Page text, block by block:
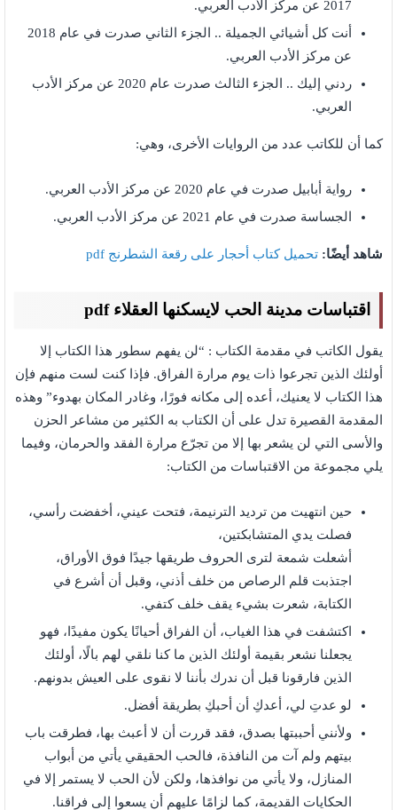
2017 عن مركز الأدب العربي.
أنت كل أشيائي الجميلة .. الجزء الثاني صدرت في عام 2018
عن مركز الأدب العربي.
ردني إليك .. الجزء الثالث صدرت عام 2020 عن مركز الأدب
العربي.
كما أن للكاتب عدد من الروايات الأخرى، وهي:
رواية أبابيل صدرت في عام 2020 عن مركز الأدب العربي.
الجساسة صدرت في عام 2021 عن مركز الأدب العربي.
شاهد أيضًا: تحميل كتاب أحجار على رقعة الشطرنج pdf
اقتباسات مدينة الحب لايسكنها العقلاء pdf
يقول الكاتب في مقدمة الكتاب : “لن يفهم سطور هذا الكتاب إلا
أولئك الذين تجرعوا ذات يوم مرارة الفراق. فإذا كنت لست منهم فإن
هذا الكتاب لا يعنيك، أعده إلى مكانه فورًا، وغادر المكان بهدوء” وهذه
المقدمة القصيرة تدل على أن الكتاب به الكثير من مشاعر الحزن
والأسى التي لن يشعر بها إلا من تجرّع مرارة الفقد والحرمان، وفيما
يلي مجموعة من الاقتباسات من الكتاب:
حين انتهيت من ترديد الترنيمة، فتحت عيني، أخفضت رأسي،
فصلت يدي المتشابكتين،
أشعلت شمعة لترى الحروف طريقها جيدًا فوق الأوراق،
اجتذبت قلم الرصاص من خلف أذني، وقبل أن أشرع في
الكتابة، شعرت بشيء يقف خلف كتفي.
اكتشفت في هذا الغياب، أن الفراق أحيانًا يكون مفيدًا، فهو
يجعلنا نشعر بقيمة أولئك الذين ما كنا نلقي لهم بالًا، أولئك
الذين فارقونا قبل أن ندرك بأننا لا نقوى على العيش بدونهم.
لو عدتِ لي، أعدكِ أن أحبكِ بطريقة أفضل.
ولأنني أحببتها بصدق، فقد قررت أن لا أعبث بها، فطرقت باب
بيتهم ولم آت من النافذة، فالحب الحقيقي يأتي من أبواب
المنازل، ولا يأتي من نوافذها، ولكن لأن الحب لا يستمر إلا في
الحكايات القديمة، كما لزامًا عليهم أن يسعوا إلى فراقنا.